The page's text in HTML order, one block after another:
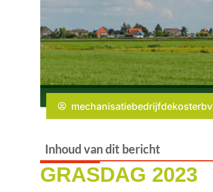
mechanisatiebedrijfdekosterbv
Inhoud van dit bericht
GRASDAG 2023